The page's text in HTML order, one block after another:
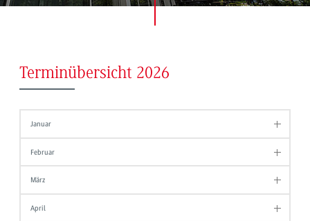
Terminübersicht 2026
Januar
Februar
März
April